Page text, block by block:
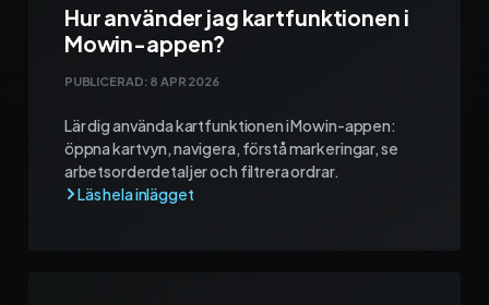
Hur använder jag kartfunktionen i
Mowin-appen?
PUBLICERAD: 8 APR 2026
Lär dig använda kartfunktionen i Mowin-appen:
öppna kartvyn, navigera, förstå markeringar, se
arbetsorderdetaljer och filtrera ordrar.